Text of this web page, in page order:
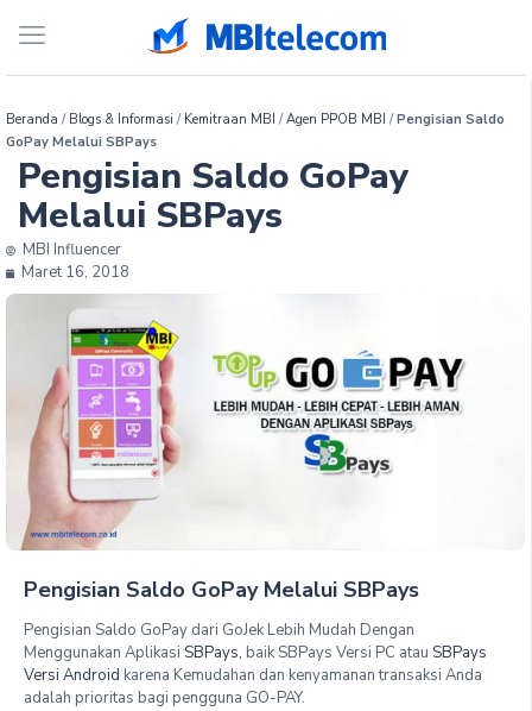
Beranda / Blogs & Informasi / Kemitraan MBI /Agen PPOB MBI /Pengisian Saldo
GoPay Melalui SBPays
Pengisian Saldo GoPay
Melalui SBPays
MBI Influencer
Maret 16, 2018
Pengisian Saldo GoPay Melalui SBPays
Pengisian Saldo GoPay dari GoJek Lebih Mudah Dengan
Menggunakan Aplikasi SBPays, baik SBPays Versi PC atau SBPays
Versi Android karena Kemudahan dan kenyamanan transaksi Anda
adalah prioritas bagi pengguna GO-PAY.